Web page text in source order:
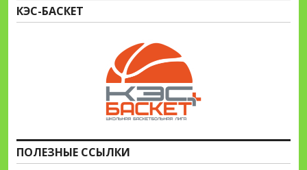
КЭС-БАСКЕТ
ПОЛЕЗНЫЕ ССЫЛКИ